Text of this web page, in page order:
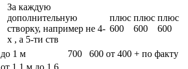
За каждую
дополнительную
створку, например не 4-
х , а 5-ти ств
плюс
600
плюс
600
плюс
600
до 1 м 700 600 от 400 + по факту